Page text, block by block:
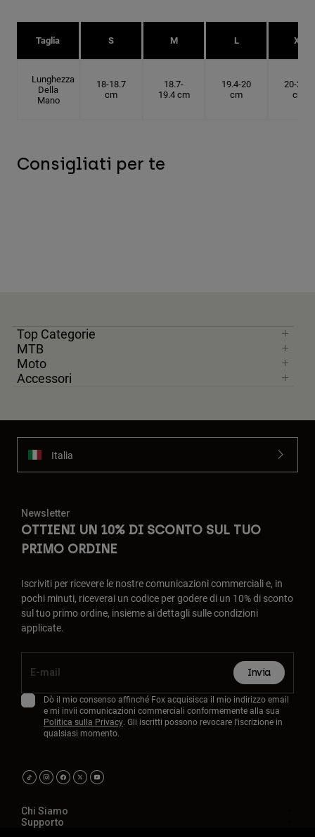
Taglia S M L XL
Lunghezza
Della
Mano
18-18.7
cm
18.7-
19.4 cm
19.4-20
cm
20-20.6
cm
Consigliati per te
Top Categorie
MTB
Moto
Accessori
Italia
Newsletter
OTTIENI UN 10% DI SCONTO SUL TUO
PRIMO ORDINE
Iscriviti per ricevere le nostre comunicazioni commerciali e, in
pochi minuti, riceverai un codice per godere di un 10% di sconto
sul tuo primo ordine, insieme ai dettagli sulle condizioni
applicate.
Invia
Dò il mio consenso affinché Fox acquisisca il mio indirizzo email
e mi invii comunicazioni commerciali conformemente alla sua
Politica sulla Privacy. Gli iscritti possono revocare l'iscrizione in
qualsiasi momento.
Chi Siamo
Supporto